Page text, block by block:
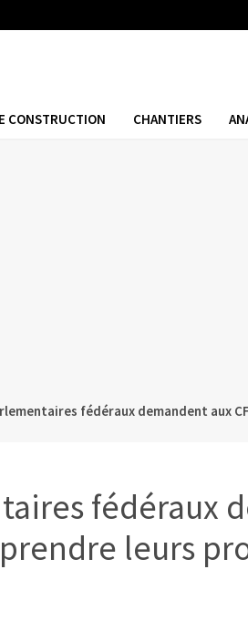
CONSTRUCTION CHANTIERS
fédéraux demandent aux
fédéraux
leurs